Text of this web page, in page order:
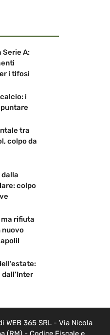
Serie A:
i tifosi
i
tra
colpo da
dalla
colpo
ma rifiuta
nuovo
365 SRL - Via Nicola